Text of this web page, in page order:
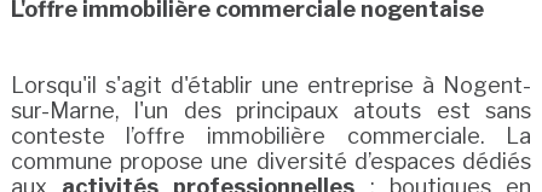
L'offre immobilière commerciale nogentaise
Lorsqu'il s'agit d'établir une entreprise à Nogent-
sur-Marne, l'un des principaux atouts est sans
conteste l’offre immobilière commerciale. La
commune propose une diversité d’espaces dédiés
aux activités professionnelles : boutiques en